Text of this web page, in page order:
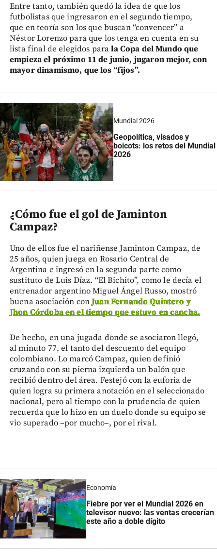
Entre tanto, también quedó la idea de que los
futbolistas que ingresaron en el segundo tiempo,
que en teoría son los que buscan “convencer” a
Néstor Lorenzo para que los tenga en cuenta en su
lista final de elegidos parala Copa del Mundo que
empieza el próximo 11 de junio, jugaron mejor, con
mayor dinamismo, que los “fijos”.
Mundial 2026
Geopolítica, visados y
boicots: los retos del Mundial
2026
¿Cómo fue el gol de Jaminton
Campaz?
Uno de ellos fue el nariñense Jaminton Campaz, de
25 años, quien juega en Rosario Central de
Argentina e ingresó en la segunda parte como
sustituto de Luis Díaz. “El Bichito”, como le decía el
entrenador argentino Miguel Ángel Russo, mostró
buena asociación conJuan Fernando Quintero y
Jhon Córdoba en el tiempo que estuvo en cancha.
De hecho, en una jugada donde se asociaron llegó,
al minuto 77, el tanto del descuento del equipo
colombiano. Lo marcó Campaz, quien definió
cruzando con su pierna izquierda un balón que
recibió dentro del área. Festejó con la euforia de
quien logra su primera anotación en el seleccionado
nacional, pero al tiempo con la prudencia de quien
recuerda que lo hizo en un duelo donde su equipo se
vio superado –por mucho–, por el rival.
Economía
Fiebre por ver el Mundial 2026 en
televisor nuevo: las ventas crecerían
este año a doble dígito